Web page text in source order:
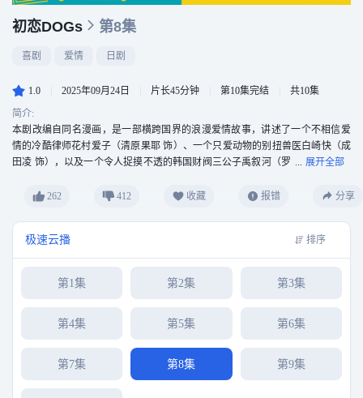
初恋DOGs 第8集
喜剧 爱情 日剧
1.0 2025年09月24日 片长45分钟 第10集完结
共10集
简介:
本剧改编自同名漫画，是一部横跨国界的浪漫爱情故事，讲述了一个不相信爱
情的冷酷律师花村爱子（清原果耶 饰）、一个只爱动物的别扭兽医白崎快（成
田凌 饰），以及一个令人捉摸不透的韩国财阀三公子禹叙河（罗
262
412 收藏 报错 分享
极速云播 排序
第1集 第2集 第3集
第4集 第5集 第6集
第7集 第8集 第9集